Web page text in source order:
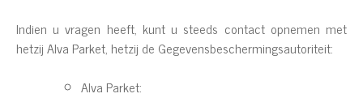
Indien u vragen heeft, kunt u steeds contact opnemen met
hetzij Alva Parket, hetzij de Gegevensbeschermingsautoriteit:
Alva Parket: